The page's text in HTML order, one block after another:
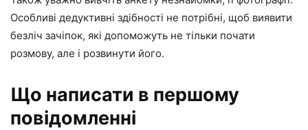
Особливі дедуктивні здібності не потрібні, щоб виявити
безліч зачіпок, які допоможуть не тільки почати
розмову, але і розвинути його.
Що написати в першому
повідомленні